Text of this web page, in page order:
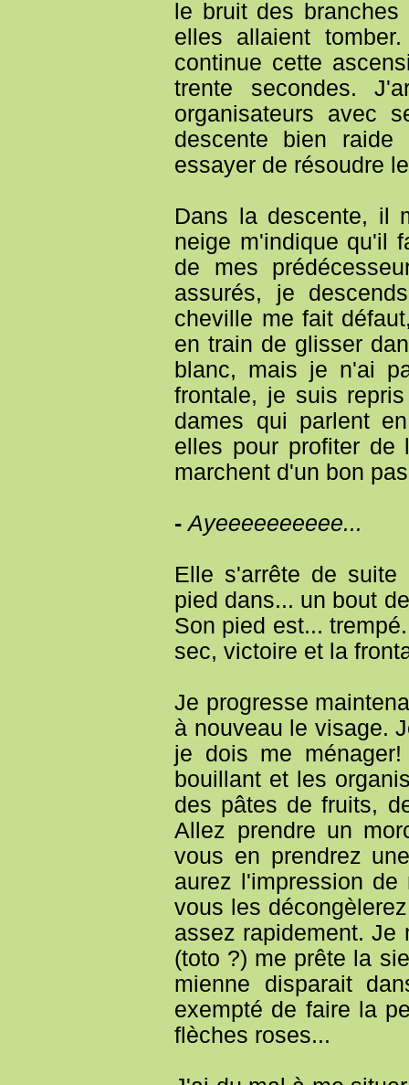
le bruit des
elles allaient
continue cette
trente secondes.
organisateurs avec
descente bien
essayer de résoudre
Dans la descente, il
neige m'indique qu'il
de mes
assurés, je
cheville me fait
en train de glisser
blanc, mais je n'ai
frontale, je suis
dames qui parlent
elles pour profiter de
marchent d'un bon
- Ayeeeeeeeeee...
Elle s'arrête de
pied dans... un bout
Son pied est...
sec, victoire et la
Je progresse
à nouveau le visage.
je dois me
bouillant et les
des pâtes de fruits,
Allez prendre un
vous en prendrez
aurez l'impression
vous les
assez rapidement. Je
(toto ?) me prête la
mienne disparait
exempté de faire la
flèches roses...